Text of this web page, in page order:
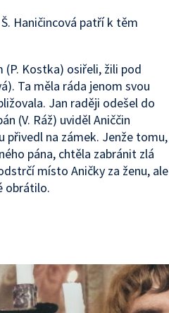
Haničincová patří k těm
(P. Kostka) osiřeli, žili pod
Ta měla ráda jenom svou
Jan raději odešel do
(V. Ráž) uviděl Aniččin
přivedl na zámek. Jenže tomu,
pána, chtěla zabránit zlá
místo Aničky za ženu, ale
obrátilo.